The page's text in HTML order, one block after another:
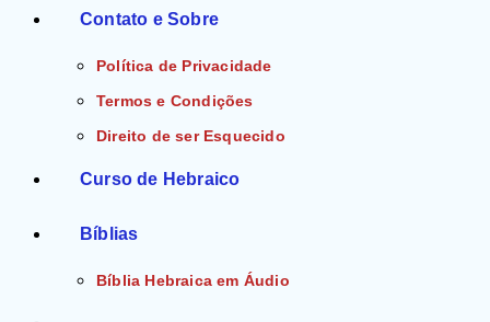
Contato e Sobre
Política de Privacidade
Termos e Condições
Direito de ser Esquecido
Curso de Hebraico
Bíblias
Bíblia Hebraica em Áudio